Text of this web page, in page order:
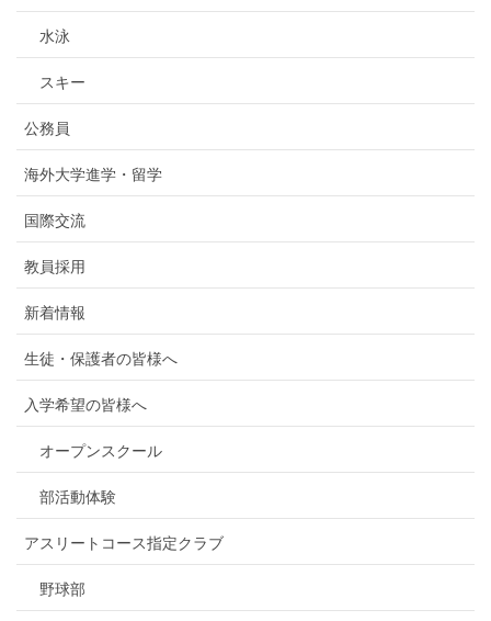
水泳
スキー
公務員
海外大学進学・留学
国際交流
教員採用
新着情報
生徒・保護者の皆様へ
入学希望の皆様へ
オープンスクール
部活動体験
アスリートコース指定クラブ
野球部